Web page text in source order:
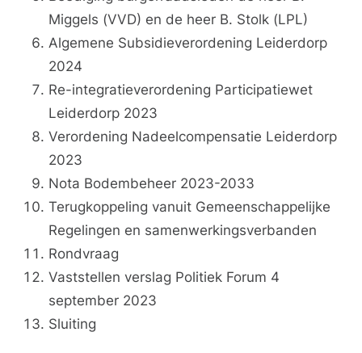
Miggels (VVD) en de heer B. Stolk (LPL)
Algemene Subsidieverordening Leiderdorp
2024
Re-integratieverordening Participatiewet
Leiderdorp 2023
Verordening Nadeelcompensatie Leiderdorp
2023
Nota Bodembeheer 2023-2033
Terugkoppeling vanuit Gemeenschappelijke
Regelingen en samenwerkingsverbanden
Rondvraag
Vaststellen verslag Politiek Forum 4
september 2023
Sluiting